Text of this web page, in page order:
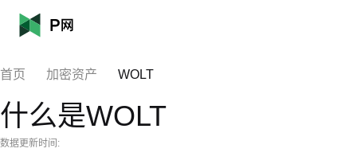
首页 加密资产 WOLT
什么是WOLT
数据更新时间: